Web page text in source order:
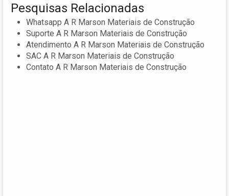
Pesquisas Relacionadas
Whatsapp A R Marson Materiais de Construção
Suporte A R Marson Materiais de Construção
Atendimento A R Marson Materiais de Construção
SAC A R Marson Materiais de Construção
Contato A R Marson Materiais de Construção